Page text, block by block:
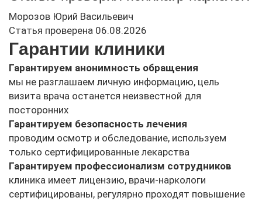
Морозов Юрий Васильевич
Статья проверена 06.08.2026
Гарантии клиники
Гарантируем анонимность обращения
мы не разглашаем личную информацию, цель
визита врача останется неизвестной для
посторонних
Гарантируем безопасность лечения
проводим осмотр и обследование, используем
только сертифицированные лекарства
Гарантируем профессионализм сотрудников
клиника имеет лицензию, врачи-наркологи
сертифицированы, регулярно проходят повышение